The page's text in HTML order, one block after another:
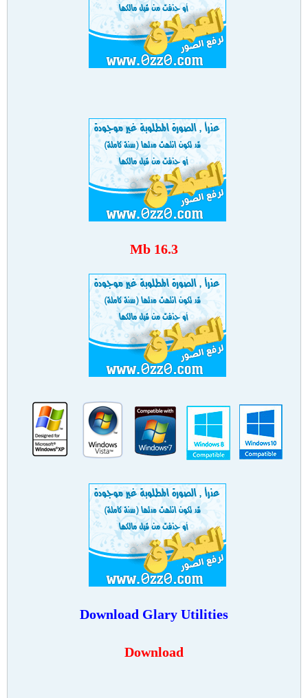
16.3 Mb
Download Glary Utilities
Download